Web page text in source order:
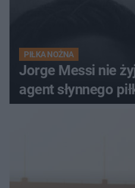
PIŁKA NOŻNA
Jorge Messi nie
agent słynnego